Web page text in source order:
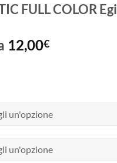
FULL COLOR Egi
12,00€